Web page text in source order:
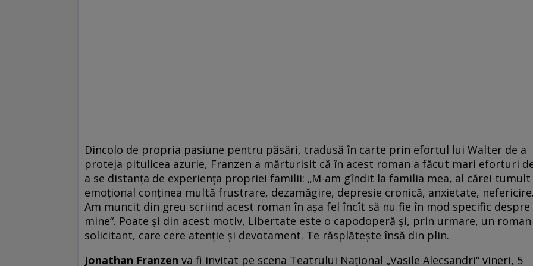
Dincolo de propria pasiune pentru păsări, tradusă în carte prin efortul lui Walter de a
proteja pitulicea azurie, Franzen a mărturisit că în acest roman a făcut mari eforturi
a se distanţa de experienţa propriei familii: „M-am gîndit la familia mea, al cărei tumult
emoţional conţinea multă frustrare, dezamăgire, depresie cronică, anxietate,
Am muncit din greu scriind acest roman în aşa fel încît să nu fie în mod specific despre
mine“. Poate şi din acest motiv, Libertate este o capodoperă şi, prin urmare, un roman
solicitant, care cere atenţie şi devotament. Te răsplăteşte însă din plin.
Jonathan Franzen va fi invitat pe scena Teatrului Național „Vasile Alecsandri“ vineri, 5